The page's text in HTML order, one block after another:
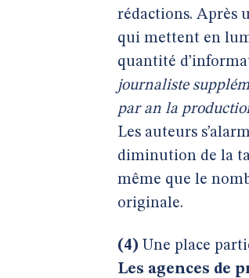
rédactions. Après
qui mettent en
quantité
journaliste
par an la
Les auteurs
diminution de la
même que le
originale.
(4) Une place
Les agences de